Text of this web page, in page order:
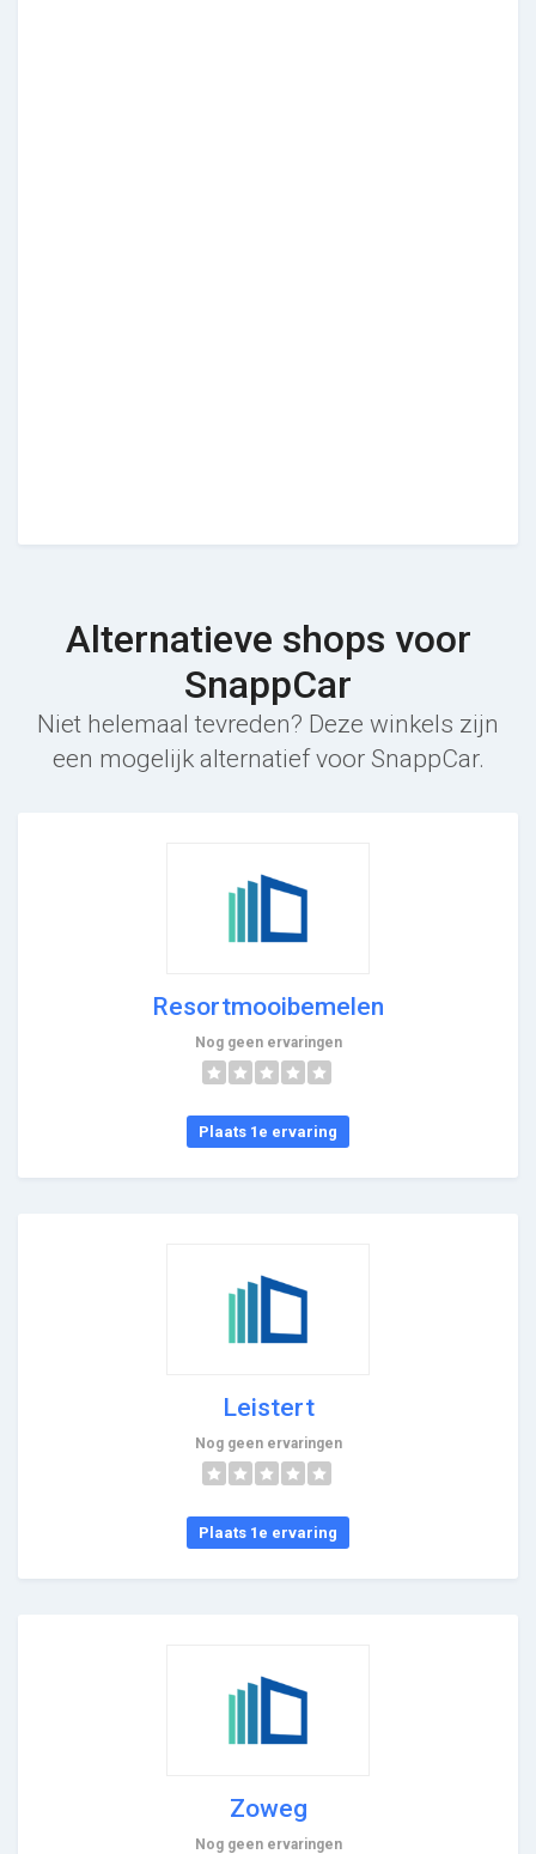
Alternatieve shops voor
SnappCar
Niet helemaal tevreden? Deze winkels zijn
een mogelijk alternatief voor SnappCar.
Resortmooibemelen
Nog geen ervaringen
Plaats 1e ervaring
Leistert
Nog geen ervaringen
Plaats 1e ervaring
Zoweg
Nog geen ervaringen